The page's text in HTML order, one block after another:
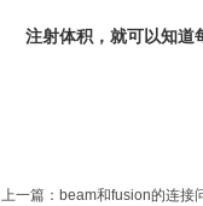
注射体积，就可以知道
上一篇：beam和fusion的连接